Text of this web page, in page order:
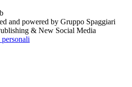
and powered by Gruppo Spaggiari
& New Social Media